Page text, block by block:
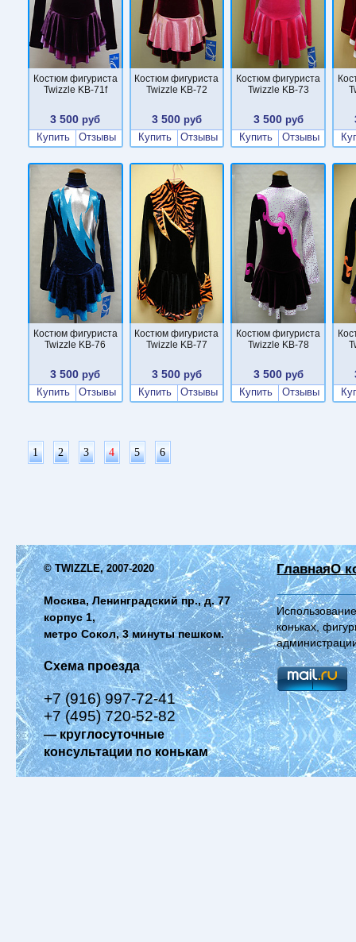
Костюм фигуриста
Twizzle KB-71f
3 500 руб
Купить
Отзывы
Костюм фигуриста
Twizzle KB-72
3 500 руб
Купить
Отзывы
Костюм фигуриста
Twizzle KB-73
3 500руб
Купить
Отзывы
Костюм фигуриста
Twizzle KB-76
3 500 руб
Купить
Отзывы
Костюм фигуриста
Twizzle KB-77
3 500 руб
Купить
Отзывы
Костюм фигуриста
Twizzle KB-78
3 500руб
Купить
Отзывы
1 2 3 4 5 6
© TWIZZLE, 2007-2020
Москва, Ленинградский пр., д. 77
корпус 1,
метро Сокол, 3 минуты пешком.
Схема проезда
+7 (916) 997-72-41
+7 (495) 720-52-82
— круглосуточные
консультации по конькам
ГлавнаяО
коньках,